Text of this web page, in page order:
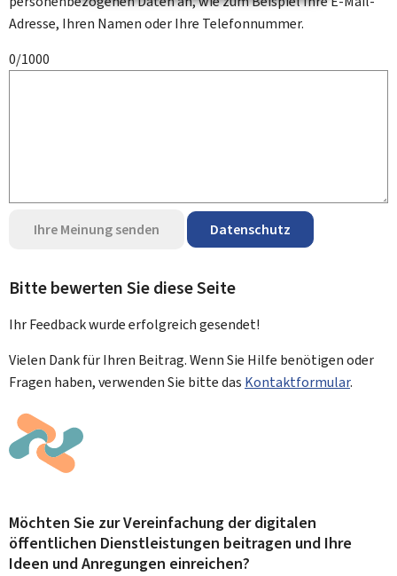
Adresse, Ihren Namen oder Ihre Telefonnummer.
0/1000
Ihre Meinung senden Datenschutz
Bitte bewerten Sie diese Seite
Ihr Feedback wurdeerfolgreichgesendet!
Vielen Dank für Ihren Beitrag. Wenn Sie Hilfe benötigen oder
Fragen haben, verwenden Sie bitte das Kontaktformular.
Möchten Sie zur Vereinfachung der digitalen
öffentlichen Dienstleistungen beitragen und Ihre
Ideen und Anregungen einreichen?